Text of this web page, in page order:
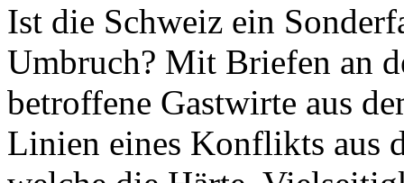
Ist die Schweiz ein
Umbruch? Mit Briefen an
betroffene Gastwirte aus
Linien eines Konflikts aus